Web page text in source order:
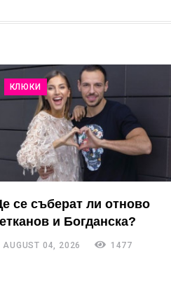
КЛЮКИ
се съберат ли отново
и Богданска?
AUGUST 04, 2026 1477